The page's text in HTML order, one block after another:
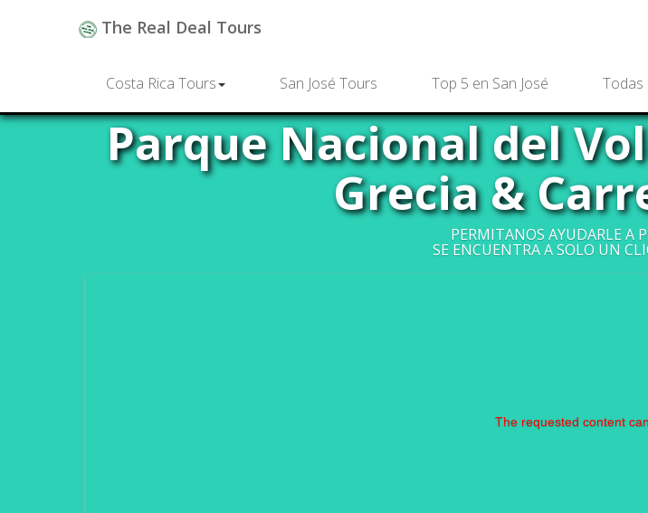
The Real Deal Tours
Costa Rica Tours San José Tours Top 5 en San José Todas
Parque Nacional del
Grecia &
PERMITANOS AYUDARLE A
SE ENCUENTRA A SOLO UN
The requested content